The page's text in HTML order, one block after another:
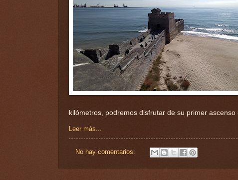
kilómetros, podremos disfrutar de su primer ascenso
Leer más...
No hay comentarios: